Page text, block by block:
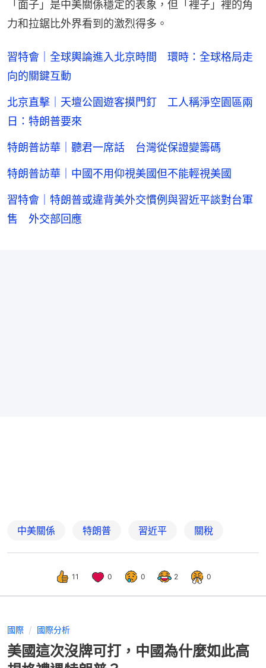
「面子」是中美關係穩定的表象，但「裡子」裡的角
力和拉鋸比外界看到的激烈得多。
習特會｜全球輿論進入北京時間 環時：全球格局走
向的關鍵互動
北京直擊｜天壇公園遊客摸門釘 工人稱淨空園區兩
日：特朗普要來
特朗普訪華｜聽君一席話 台灣從保證變籌碼
特朗普訪華｜中國不用仰視美國但不能輕視美國
習特會｜特朗普或違背美外交慣例與習近平談對台軍
售 外交部回應
中美關係 特朗普 習近平 關稅
11 0 0 2 0
國際 國際分析
美國這次沒牌可打，中國為什麼如此高